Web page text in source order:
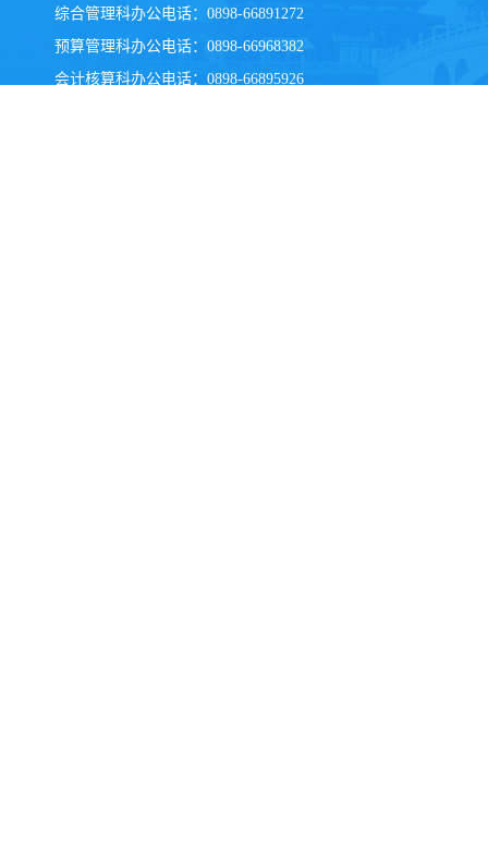
综合管理科办公电话：0898-66891272
预算管理科办公电话：0898-66968382
会计核算科办公电话： 0898-66895926